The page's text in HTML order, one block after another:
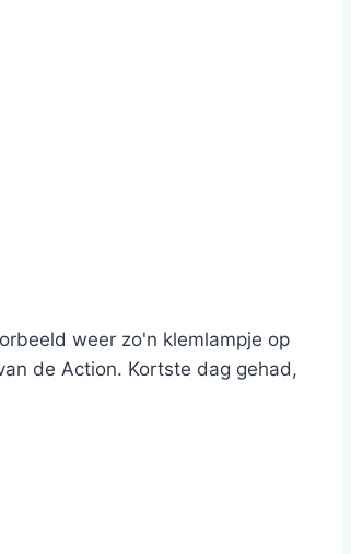
weer zo'n klemlampje op
de Action. Kortste dag gehad,